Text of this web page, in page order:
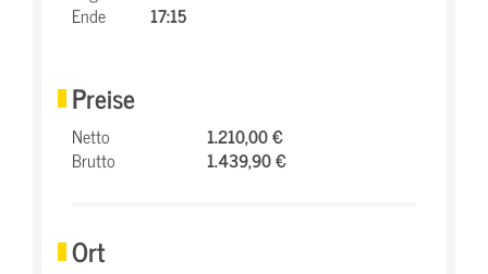
Ende
17:15
Preise
Netto
1.210,00 €
Brutto
1.439,90 €
Ort